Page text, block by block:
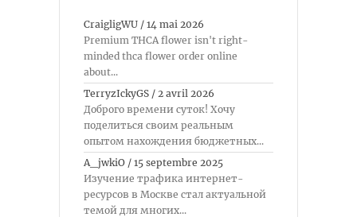
CraigligWU / 14 mai 2026
Premium THCA flower isn't right-
minded thca flower order online
about...
TerryzIckyGS / 2 avril 2026
Доброго времени суток! Хочу
поделиться своим реальным
опытом нахождения бюджетных...
A_jwkiO / 15 septembre 2025
Изучение трафика интернет-
ресурсов в Москве стал актуальной
темой для многих...